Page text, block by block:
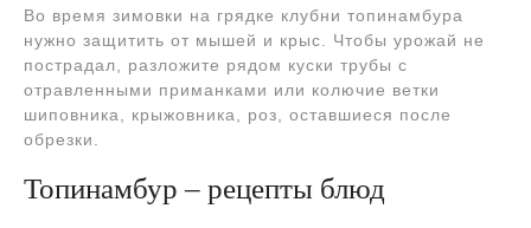
Во время зимовки на грядке клубни топинамбура
нужно защитить от мышей и крыс. Чтобы урожай не
пострадал, разложите рядом куски трубы с
отравленными приманками или колючие ветки
шиповника, крыжовника, роз, оставшиеся после
обрезки.
Топинамбур – рецепты блюд